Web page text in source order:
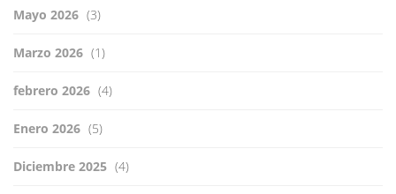
Mayo 2026 (3)
Marzo 2026 (1)
febrero 2026 (4)
Enero 2026 (5)
Diciembre 2025 (4)